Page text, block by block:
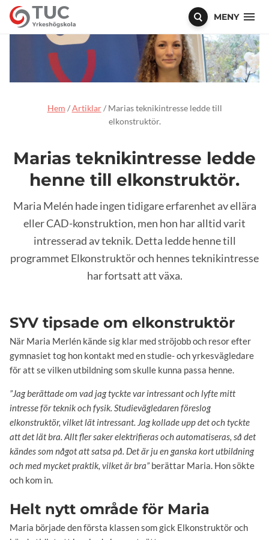
MENY
Hem /Artiklar/ Marias teknikintresse ledde till
elkonstruktör.
Marias teknikintresse ledde
henne till elkonstruktör.
Maria Melén hade ingen tidigare erfarenhet av ellära
eller CAD-konstruktion, men hon har alltid varit
intresserad av teknik. Detta ledde henne till
programmet Elkonstruktör och hennes teknikintresse
har fortsatt att växa.
SYV tipsade om elkonstruktör
När Maria Merlén kände sig klar med ströjobb och resor efter
gymnasiet tog hon kontakt med en studie- och yrkesvägledare
för att se vilken utbildning som skulle kunna passa henne.
”Jag berättade om vad jag tyckte var intressant och lyfte mitt
intresse för teknik och fysik. Studievägledaren föreslog
elkonstruktör, vilket lät intressant. Jag kollade upp det och tyckte
att det lät bra. Allt fler saker elektrifieras och automatiseras, så det
kändes som något att satsa på. Det är ju en ganska kort utbildning
och med mycket praktik, vilket är bra”berättar Maria. Hon sökte
och kom in.
Helt nytt område för Maria
Maria började den första klassen som gick Elkonstruktör och